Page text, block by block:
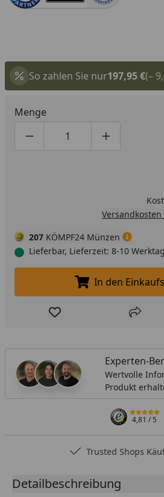
So zahlen Sie nur197,95 €(–
Menge
Produktmenge um eins
Produktmenge
207 KÖMPF24 Münzen
Lieferbar, Lieferzeit: 8-10
In den
In den
Produkt zur Teilen
Experten-
Wertvolle
Produkt
4,81/ 5
Trusted Shops
Detailbeschreibung